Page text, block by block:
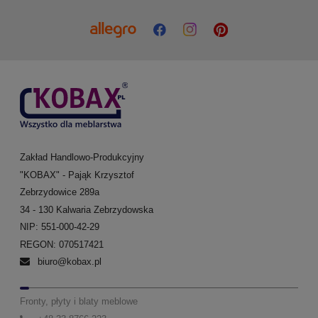
Zakład Handlowo-Produkcyjny
"KOBAX" - Pająk Krzysztof
Zebrzydowice 289a
34 - 130 Kalwaria Zebrzydowska
NIP: 551-000-42-29
REGON: 070517421
biuro@kobax.pl
Fronty, płyty i blaty meblowe